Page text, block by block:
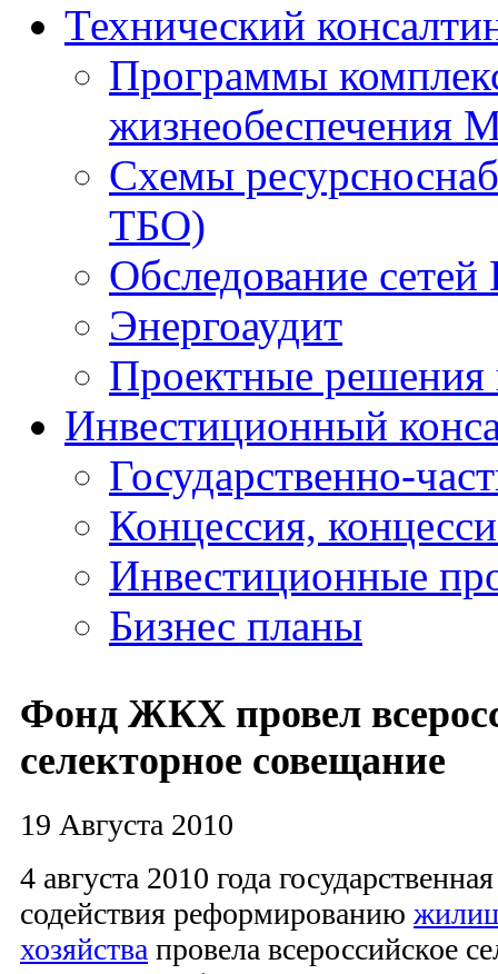
Технический
Программы
жизнеобеспечения
Схемы
ТБО)
Обследование
Энергоаудит
Проектные решения
Инвестиционный
Государственно-
Концессия,
Инвестиционные
Бизнес планы
Фонд ЖКХ провел
селекторное совещание
19 Августа 2010
4 августа 2010 года
содействия реформированию
хозяйства провела всероссийское